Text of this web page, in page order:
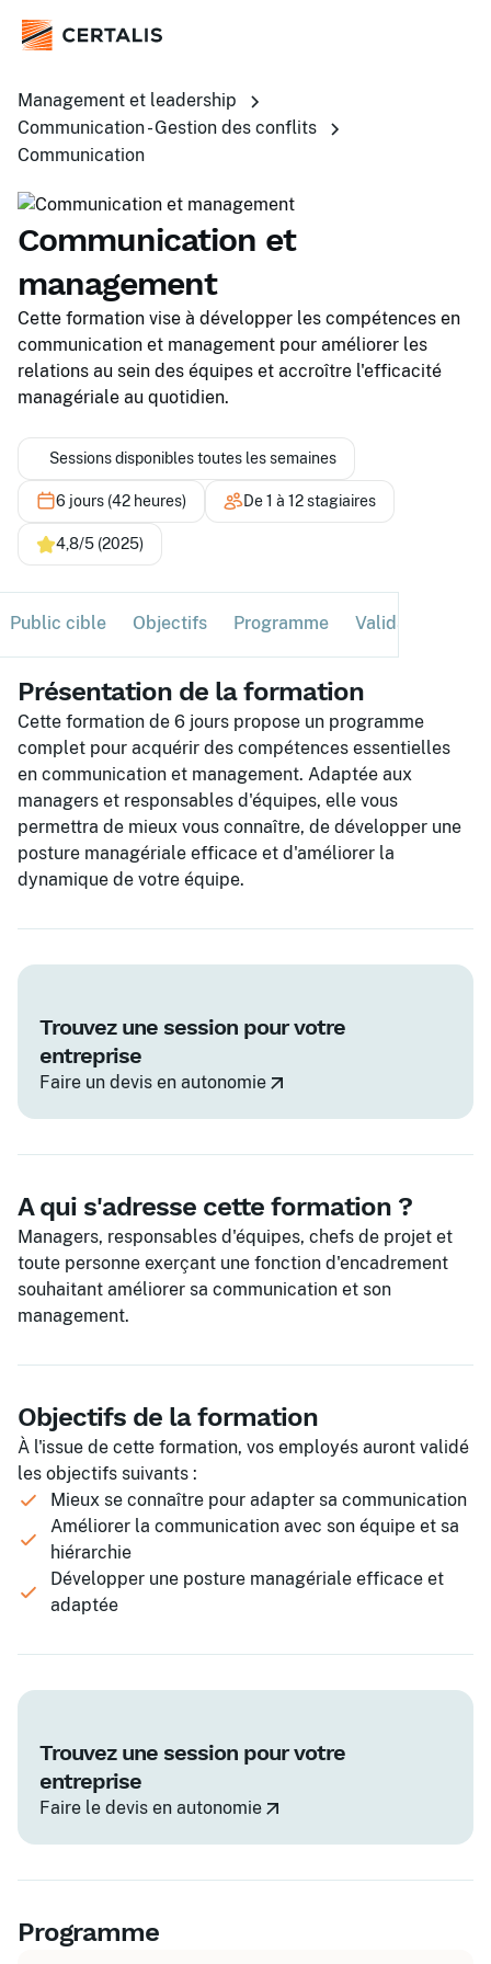
Management et leadership
Communication - Gestion des conflits
Communication
Communication et
management
Cette formation vise à développer les compétences en
communication et management pour améliorer les
relations au sein des équipes et accroître l'efficacité
managériale au quotidien.
Sessions disponibles toutes les semaines
6 jours (42 heures) De 1 à 12 stagiaires
4,8/5 (2025)
Public cible Objectifs Programme Validation
Présentation de la formation
Cette formation de 6 jours propose un programme
complet pour acquérir des compétences essentielles
en communication et management. Adaptée aux
managers et responsables d'équipes, elle vous
permettra de mieux vous connaître, de développer une
posture managériale efficace et d'améliorer la
dynamique de votre équipe.
Trouvez une session pour votre
entreprise
Faire un devis en autonomie
A qui s'adresse cette formation ?
Managers, responsables d'équipes, chefs de projet et
toute personne exerçant une fonction d'encadrement
souhaitant améliorer sa communication et son
management.
Objectifs de la formation
À l'issue de cette formation, vos employés auront validé
les objectifs suivants :
Mieux se connaître pour adapter sa communication
Améliorer la communication avec son équipe et sa
hiérarchie
Développer une posture managériale efficace et
adaptée
Trouvez une session pour votre
entreprise
Faire le devis en autonomie
Programme